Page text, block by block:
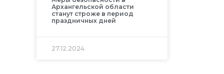
Архангельской области
станут строже в период
праздничных дней
27.12.2024